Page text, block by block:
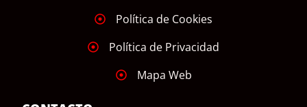
Política de Cookies
Política de Privacidad
Mapa Web